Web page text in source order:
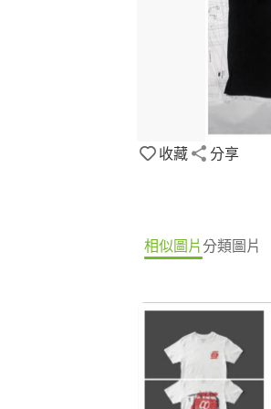
收藏 分享
相似圖片分類圖片